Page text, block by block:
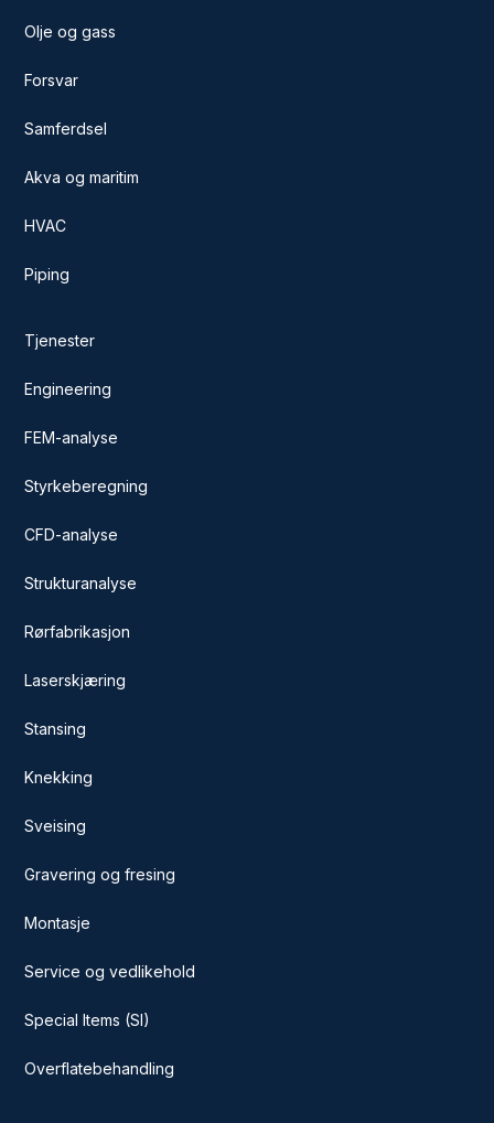
Olje og gass
Forsvar
Samferdsel
Akva og maritim
HVAC
Piping
Tjenester
Engineering
FEM-analyse
Styrkeberegning
CFD-analyse
Strukturanalyse
Rørfabrikasjon
Laserskjæring
Stansing
Knekking
Sveising
Gravering og fresing
Montasje
Service og vedlikehold
Special Items (SI)
Overflatebehandling